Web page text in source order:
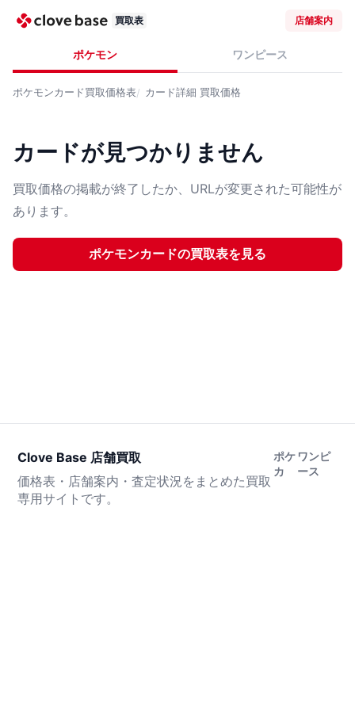
買取表 店舗案内
ポケモン ワンピース
ポケモンカード買取価格表 カード詳細 買取価格
カードが見つかりません
買取価格の掲載が終了したか、URLが変更された可能性が
あります。
ポケモンカードの買取表を見る
Clove Base 店舗買取
価格表・店舗案内・査定状況をまとめた買取
専用サイトです。
ポケ
カ
ワンピ
ース